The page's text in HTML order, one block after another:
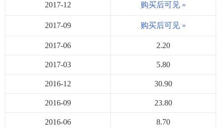
2017-12 购买后可见 »
2017-09 购买后可见 »
2017-06 2.20
2017-03 5.80
2016-12 30.90
2016-09 23.80
2016-06 8.70